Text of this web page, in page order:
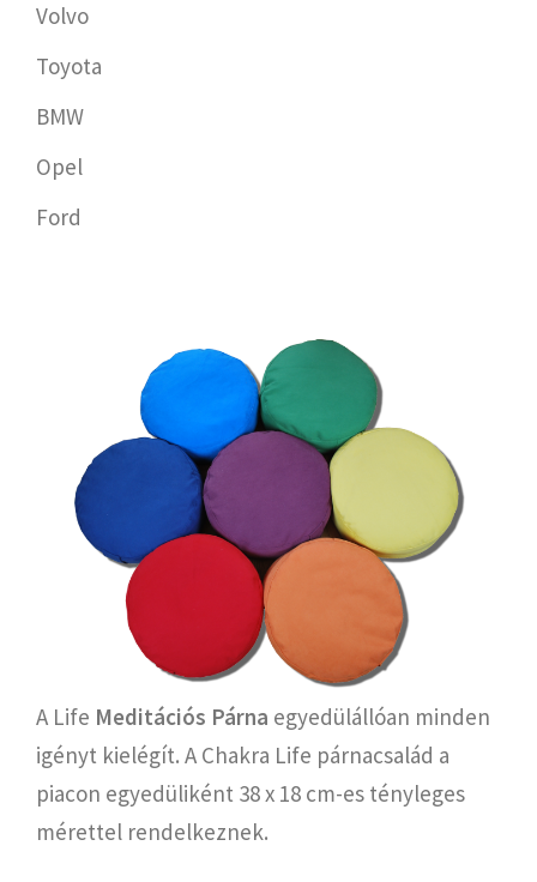
Volvo
Toyota
BMW
Opel
Ford
A Life Meditációs Párna egyedülállóan minden
igényt kielégít. A Chakra Life párnacsalád a
piacon egyedüliként 38 x 18 cm-es tényleges
mérettel rendelkeznek.